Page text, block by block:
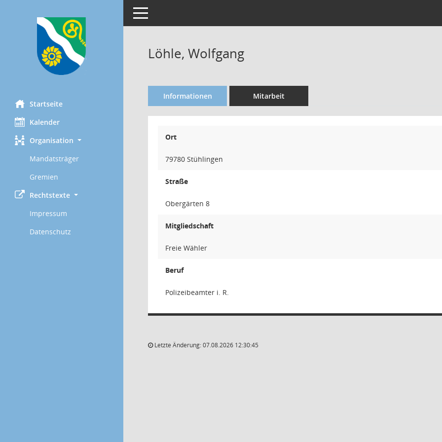
Startseite
Kalender
Organisation
Mandatsträger
Gremien
Rechtstexte
Impressum
Datenschutz
Toggle navigation
Löhle, Wolfgang
Informationen Mitarbeit
Ort
79780 Stühlingen
Straße
Obergärten 8
Mitgliedschaft
Freie Wähler
Beruf
Polizeibeamter i. R.
Letzte Änderung: 07.08.2026 12:30:45